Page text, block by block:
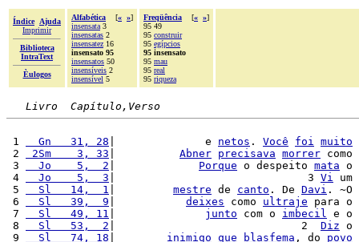
Índice
Ajuda
Imprimir
Biblioteca
IntraText
Èulogos
Alfabética [« »]
insensata 3
insensatas 2
insensatez 16
insensato 95
insensatos 50
insensíveis 2
insensível 5
Freqüência [« »]
95 49
95 construir
95 egípcios
95 insensato
95 mau
95 real
95 riqueza
Livro  Capítulo,Verso
1
  Gn   31, 28
|              e netos . Você foi muito
2
2Sm    3, 33 Abner precisava morrer como
3
  Jo    5,  2
Porque o despeito mata o
4
  Jo    5,  3
|                              3 Vi um
5
  Sl   14,  1
mestre de canto . De Davi . ~O
6
  Sl   39,  9
deixes como ultraje para o
7
  Sl   49, 11
junto com o imbecil e o
8
  Sl   53,  2
|                             2 Diz o
9
  Sl   74, 18
inimigo que blasfema , do povo